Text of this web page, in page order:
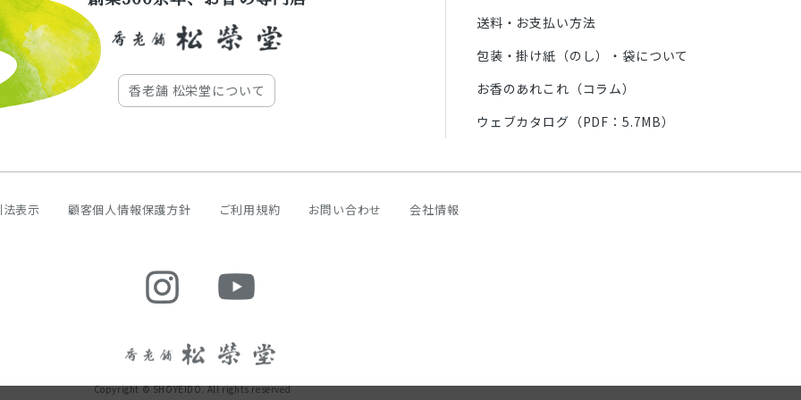
香老舗 松栄堂について
送料・お支払い方法
包装・掛け紙（のし）・袋について
お香のあれこれ（コラム）
ウェブカタログ（PDF：5.7MB）
表示 顧客個人情報保護方針 ご利用規約 お問い合わせ 会社情報
Copyright © SHOYEIDO. All rights reserved